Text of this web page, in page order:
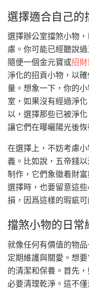
選擇適合自己的
選擇辦公室擋煞小物
慮。你可能已經聽說
隨便一個金元寶或招
淨化的招貢小物，以
量。想象一下，你的
室，如果沒有經過淨
以，選擇那些已被淨
讓它們在曝曬陽光後
在選擇上，不妨考慮
義。比如說，五帝錢
制作，它們象徵着財
選擇時，也要留意這
損，因爲這樣的瑕疵
擋煞小物的日常
就像任何有價值的物
定期維護與關愛。想
的清潔和保養。首先
必要清理乾淨。這不